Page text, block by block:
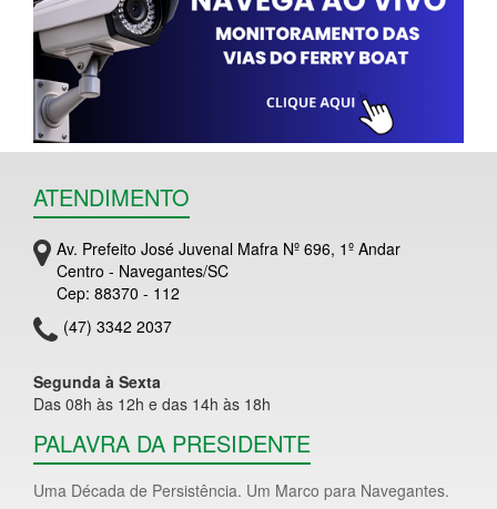
ATENDIMENTO
Av. Prefeito José Juvenal Mafra Nº 696, 1º Andar
Centro - Navegantes/SC
Cep: 88370 - 112
(47) 3342 2037
Segunda à Sexta
Das 08h às 12h e das 14h às 18h
PALAVRA DA PRESIDENTE
Uma Década de Persistência. Um Marco para Navegantes.